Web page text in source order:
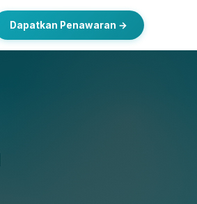
Dapatkan Penawaran →